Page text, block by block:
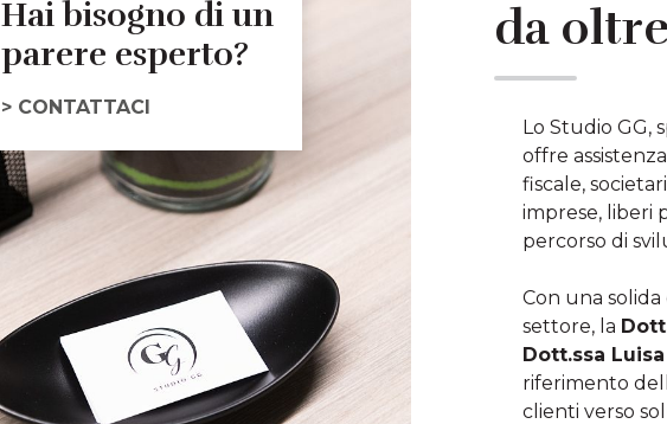
Hai bisogno di un
parere esperto?
> CONTATTACI
da
Lo Studio GG,
offre
fiscale,
imprese, liberi
percorso di
Con una solida
settore, la
Dott.ssa
riferimento
clienti verso